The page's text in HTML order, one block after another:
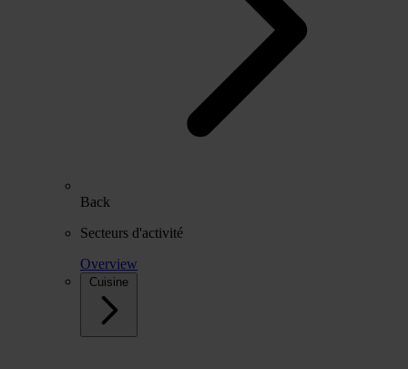
Back
Secteurs d'activité
Overview
Cuisine